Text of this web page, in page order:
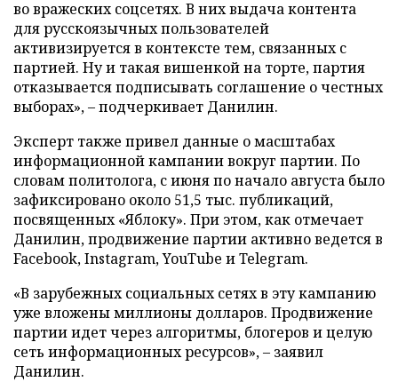
во вражеских соцсетях. В них выдача контента
для русскоязычных пользователей
активизируется в контексте тем, связанных с
партией. Ну и такая вишенкой на торте, партия
отказывается подписывать соглашение о честных
выборах», – подчеркивает Данилин.
Эксперт также привел данные о масштабах
информационной кампании вокруг партии. По
словам политолога, с июня по начало августа было
зафиксировано около 51,5 тыс. публикаций,
посвященных «Яблоку». При этом, как отмечает
Данилин, продвижение партии активно ведется в
Facebook, Instagram, YouTube и Telegram.
«В зарубежных социальных сетях в эту кампанию
уже вложены миллионы долларов. Продвижение
партии идет через алгоритмы, блогеров и целую
сеть информационных ресурсов», – заявил
Данилин.